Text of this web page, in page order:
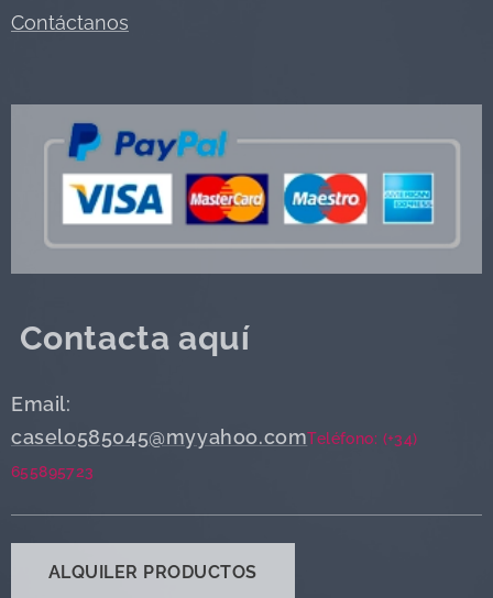
Contáctanos
Contacta aquí
Email:
caselo585045@myyahoo.comTeléfono: (+34)
655895723
ALQUILER PRODUCTOS